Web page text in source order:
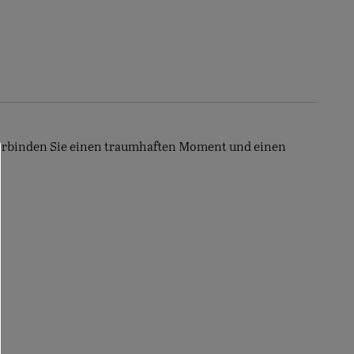
Sie einen traumhaften Moment und einen